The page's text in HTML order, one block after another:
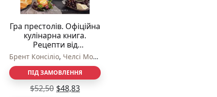
Гра престолів. Офіційна
кулінарна книга.
Рецепти від
Королівського Причалу
до Дотрацького моря –
Челсі Монро-Кассел,
Брент Консіліо –
BookChef
Брент Консіліо, Челсі Монро-Кассел
ПІД ЗАМОВЛЕННЯ
$52,50 $48,83